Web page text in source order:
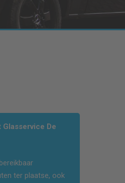
Glasservice De
ter plaatse, ook